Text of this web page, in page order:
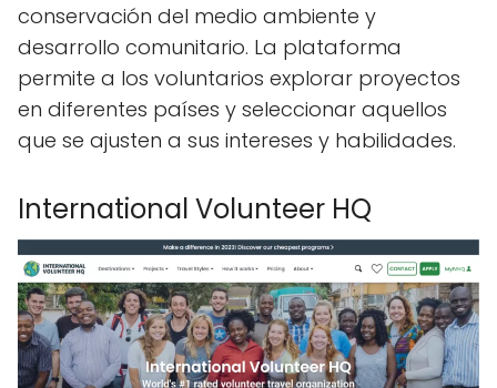
conservación del medio ambiente y
desarrollo comunitario. La plataforma
permite a los voluntarios explorar proyectos
en diferentes países y seleccionar aquellos
que se ajusten a sus intereses y habilidades.
International Volunteer HQ